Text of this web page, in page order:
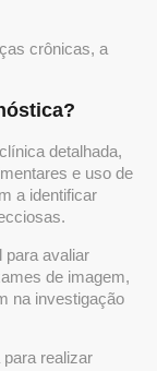
crônicas, a
detalhada,
e uso de
a identificar
para avaliar
de imagem,
na investigação
realizar